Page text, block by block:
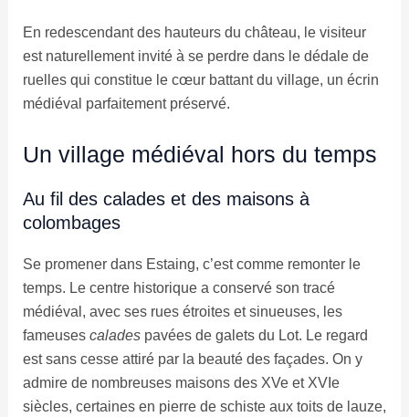
En redescendant des hauteurs du château, le visiteur
est naturellement invité à se perdre dans le dédale de
ruelles qui constitue le cœur battant du village, un écrin
médiéval parfaitement préservé.
Un village médiéval hors du temps
Au fil des calades et des maisons à
colombages
Se promener dans Estaing, c’est comme remonter le
temps. Le centre historique a conservé son tracé
médiéval, avec ses rues étroites et sinueuses, les
fameuses caladespavées de galets du Lot. Le regard
est sans cesse attiré par la beauté des façades. On y
admire de nombreuses maisons des XVe et XVIe
siècles, certaines en pierre de schiste aux toits de lauze,